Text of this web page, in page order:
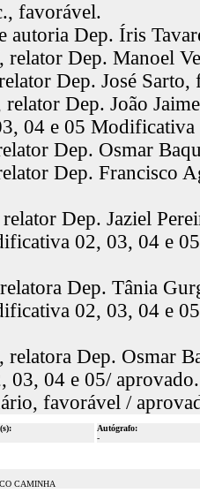
favorável.
autoria Dep. Íris
relator Dep. Manoel
Dep. José
Dep. João
04 e 05
Dep. Osmar
Dep. Francisco
Dep. Jaziel
02, 03, 04 e
Dep. Tânia
02, 03, 04 e
relatora Dep. Osmar
04 e 05/
favorável /
Autógrafo:
-
CAMINHA